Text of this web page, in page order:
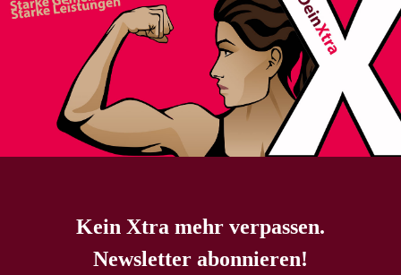
Kein Xtra mehr verpassen.
Newsletter abonnieren!